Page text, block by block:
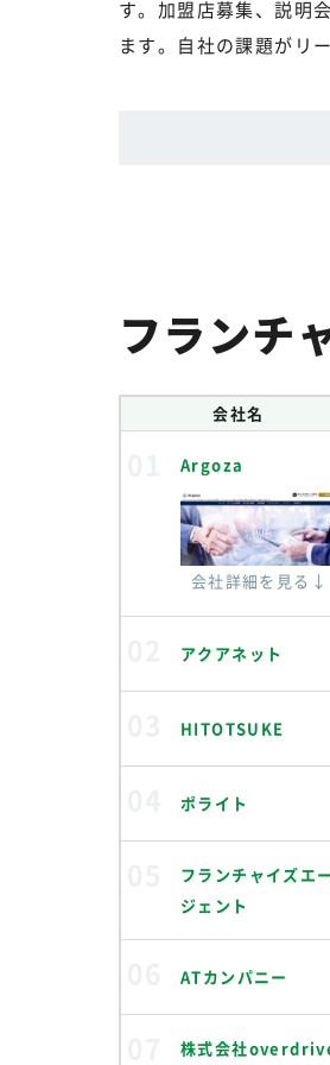
す。加盟店募集、説明
ます。自社の課題がリ
フランチ
会社名
Argoza
会社詳細を見る↓
アクアネット
HITOTSUKE
ポライト
フランチャイズエー
ジェント
ATカンパニー
株式会社